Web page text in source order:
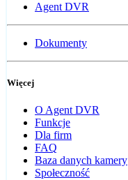
Agent DVR
Dokumenty
Więcej
O Agent DVR
Funkcje
Dla firm
FAQ
Baza danych kamery
Społeczność